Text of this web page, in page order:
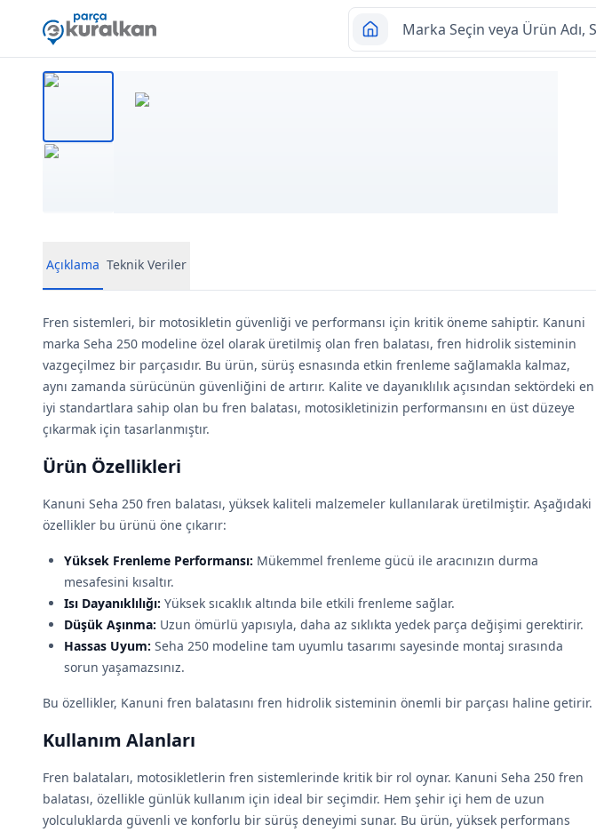
Açıklama Teknik Veriler
Fren sistemleri, bir motosikletin güvenliği ve performansı için kritik öneme sahiptir. Kanuni
marka Seha 250 modeline özel olarak üretilmiş olan fren balatası, fren hidrolik sisteminin
vazgeçilmez bir parçasıdır. Bu ürün, sürüş esnasında etkin frenleme sağlamakla kalmaz,
aynı zamanda sürücünün güvenliğini de artırır. Kalite ve dayanıklılık açısından sektördeki en
iyi standartlara sahip olan bu fren balatası, motosikletinizin performansını en üst düzeye
çıkarmak için tasarlanmıştır.
Ürün Özellikleri
Kanuni Seha 250 fren balatası, yüksek kaliteli malzemeler kullanılarak üretilmiştir. Aşağıdaki
özellikler bu ürünü öne çıkarır:
Yüksek Frenleme Performansı: Mükemmel frenleme gücü ile aracınızın durma
mesafesini kısaltır.
Isı Dayanıklılığı: Yüksek sıcaklık altında bile etkili frenleme sağlar.
Düşük Aşınma: Uzun ömürlü yapısıyla, daha az sıklıkta yedek parça değişimi gerektirir.
Hassas Uyum: Seha 250 modeline tam uyumlu tasarımı sayesinde montaj sırasında
sorun yaşamazsınız.
Bu özellikler, Kanuni fren balatasını fren hidrolik sisteminin önemli bir parçası haline getirir.
Kullanım Alanları
Fren balataları, motosikletlerin fren sistemlerinde kritik bir rol oynar. Kanuni Seha 250 fren
balatası, özellikle günlük kullanım için ideal bir seçimdir. Hem şehir içi hem de uzun
yolculuklarda güvenli ve konforlu bir sürüş deneyimi sunar. Bu ürün, yüksek performans